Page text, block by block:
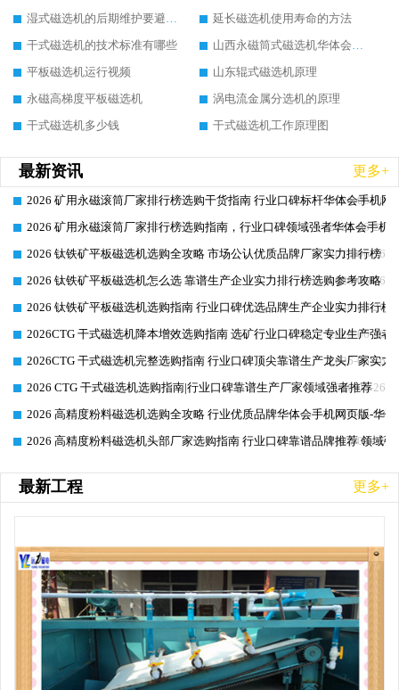
湿式磁选机的后期维护要避开哪些坑
延长磁选机使用寿命的方法
干式磁选机的技术标准有哪些
山西永磁筒式磁选机华体会手机网页版-华体会(中国)
平板磁选机运行视频
山东辊式磁选机原理
永磁高梯度平板磁选机
涡电流金属分选机的原理
干式磁选机多少钱
干式磁选机工作原理图
最新资讯 更多+
2026-06-26
2026 矿用永磁滚筒厂家排行榜选购干货指南 行业口碑标杆华体会手机网
2026-06-26
2026 矿用永磁滚筒厂家排行榜选购指南，行业口碑领域强者华体会手机
2026-06-26
2026 钛铁矿平板磁选机选购全攻略 市场公认优质品牌厂家实力排行榜
2026-06-26
2026 钛铁矿平板磁选机怎么选 靠谱生产企业实力排行榜选购参考攻略
2026-06-26
2026 钛铁矿平板磁选机选购指南 行业口碑优选品牌生产企业实力排行榜
2026-06-26
2026CTG 干式磁选机降本增效选购指南 选矿行业口碑稳定专业生产强者
2026-06-26
2026CTG 干式磁选机完整选购指南 行业口碑顶尖靠谱生产龙头厂家实力
2026-06-26
2026 CTG 干式磁选机选购指南|行业口碑靠谱生产厂家领域强者推荐
2026-06-26
2026 高精度粉料磁选机选购全攻略 行业优质品牌华体会手机网页版-华
2026-06-26
2026 高精度粉料磁选机头部厂家选购指南 行业口碑靠谱品牌推荐 领域
最新工程 更多+